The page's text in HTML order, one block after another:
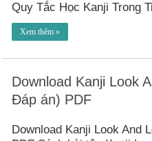
Quy Tắc Học Kanji Trong
Xem thêm »
Download Kanji Look
Đáp án) PDF
Download Kanji Look And